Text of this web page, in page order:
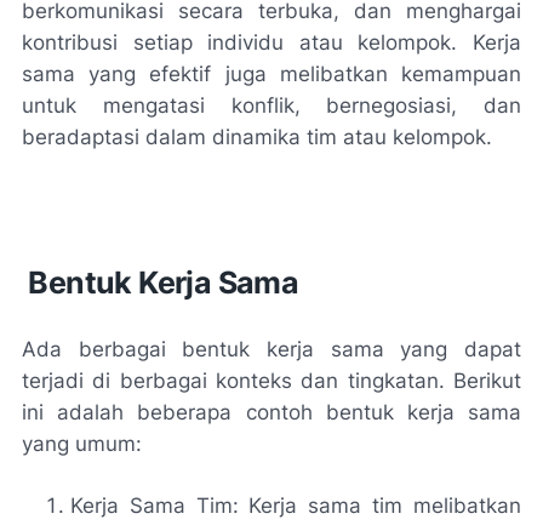
berkomunikasi secara terbuka, dan menghargai
kontribusi setiap individu atau kelompok. Kerja
sama yang efektif juga melibatkan kemampuan
untuk mengatasi konflik, bernegosiasi, dan
beradaptasi dalam dinamika tim atau kelompok.
Bentuk Kerja Sama
Ada berbagai bentuk kerja sama yang dapat
terjadi di berbagai konteks dan tingkatan. Berikut
ini adalah beberapa contoh bentuk kerja sama
yang umum:
Kerja Sama Tim: Kerja sama tim melibatkan